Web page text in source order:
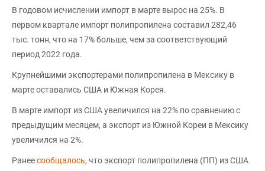
В годовом исчислении импорт в марте вырос на 25%. В
первом квартале импорт полипропилена составил 282,46
тыс. тонн, что на 17% больше, чем за соответствующий
период 2022 года.
Крупнейшими экспортерами полипропилена в Мексику в
марте оставались США и Южная Корея.
В марте импорт из США увеличился на 22% по сравнению с
предыдущим месяцем, а экспорт из Южной Кореи в Мексику
увеличился на 2%.
Ранеесообщалось, что экспорт полипропилена (ПП) из США